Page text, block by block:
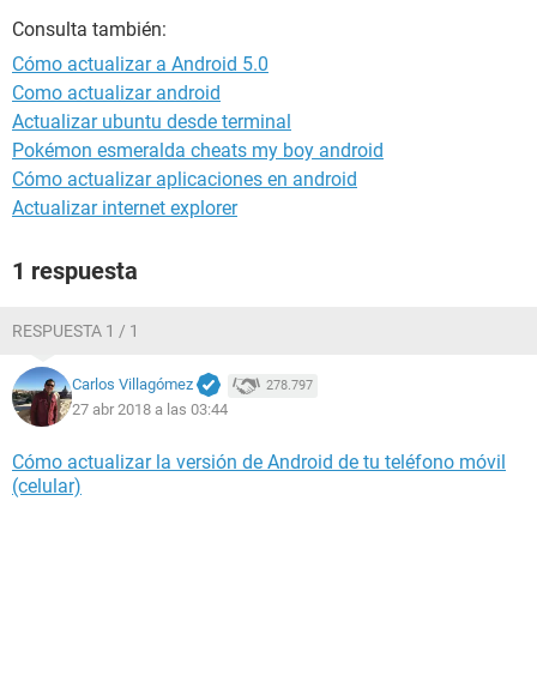
Consulta también:
Cómo actualizar a Android 5.0
Como actualizar android
Actualizar ubuntu desde terminal
Pokémon esmeralda cheats my boy android
Cómo actualizar aplicaciones en android
Actualizar internet explorer
1 respuesta
RESPUESTA 1 / 1
Carlos Villagómez 278.797
27 abr 2018 a las 03:44
Cómo actualizar la versión de Android de tu teléfono móvil
(celular)